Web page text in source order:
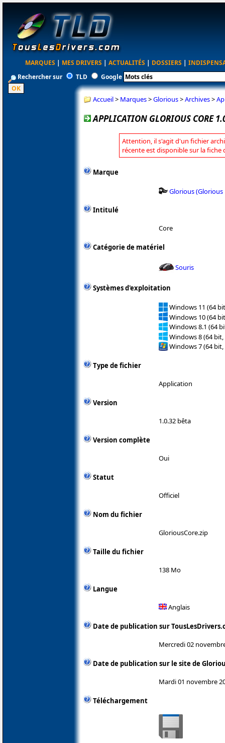
MARQUES | MES DRIVERS | ACTUALITÉS | DOSSIERS |
Rechercher sur
TLD Google
Accueil> Marques>Glorious>Archives>
APPLICATION GLORIOUS CORE
Attention, il s'agit d'un fichier
récente est disponible sur la fiche
Marque
Glorious (Glorious
Intitulé
Core
Catégorie de matériel
Souris
Systèmes d'exploitation
Windows 11 (64
Windows 10 (64
Windows 8.1 (64
Windows 8 (64 bit,
Windows 7 (64 bit,
Type de fichier
Application
Version
1.0.32 bêta
Version complète
Oui
Statut
Officiel
Nom du fichier
GloriousCore.zip
Taille du fichier
138 Mo
Langue
Anglais
Date de publication sur
Mercredi 02
Date de publication sur le site de
Mardi 01 novembre
Téléchargement